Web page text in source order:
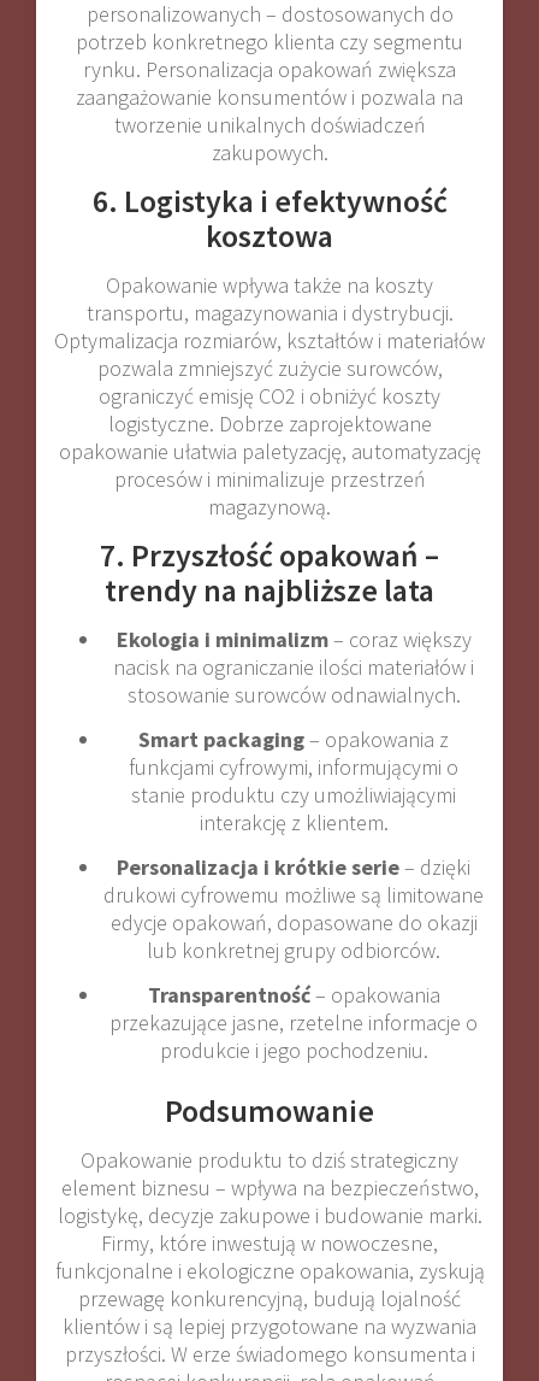
personalizowanych – dostosowanych do
potrzeb konkretnego klienta czy segmentu
rynku. Personalizacja opakowań zwiększa
zaangażowanie konsumentów i pozwala na
tworzenie unikalnych doświadczeń
zakupowych.
6. Logistyka i efektywność
kosztowa
Opakowanie wpływa także na koszty
transportu, magazynowania i dystrybucji.
Optymalizacja rozmiarów, kształtów i materiałów
pozwala zmniejszyć zużycie surowców,
ograniczyć emisję CO2 i obniżyć koszty
logistyczne. Dobrze zaprojektowane
opakowanie ułatwia paletyzację, automatyzację
procesów i minimalizuje przestrzeń
magazynową.
7. Przyszłość opakowań –
trendy na najbliższe lata
Ekologia i minimalizm– coraz większy
nacisk na ograniczanie ilości materiałów i
stosowanie surowców odnawialnych.
Smart packaging– opakowania z
funkcjami cyfrowymi, informującymi o
stanie produktu czy umożliwiającymi
interakcję z klientem.
Personalizacja i krótkie serie– dzięki
drukowi cyfrowemu możliwe są limitowane
edycje opakowań, dopasowane do okazji
lub konkretnej grupy odbiorców.
Transparentność– opakowania
przekazujące jasne, rzetelne informacje o
produkcie i jego pochodzeniu.
Podsumowanie
Opakowanie produktu to dziś strategiczny
element biznesu – wpływa na bezpieczeństwo,
logistykę, decyzje zakupowe i budowanie marki.
Firmy, które inwestują w nowoczesne,
funkcjonalne i ekologiczne opakowania, zyskują
przewagę konkurencyjną, budują lojalność
klientów i są lepiej przygotowane na wyzwania
przyszłości. W erze świadomego konsumenta i